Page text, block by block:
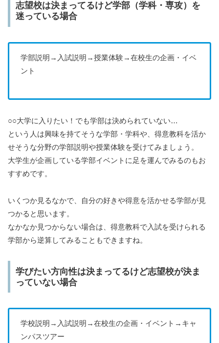
志望校は決まってるけど学部（学科・専攻）を
迷っている場合
学部説明→入試説明→授業体験→在校生の企画・イベ
ント
○○大学に入りたい！でも学部は決められていない…
という人は興味を持てそうな学部・学科や、得意教科を活か
せそうな分野の学部説明や授業体験を受けてみましょう。
大学生が企画している学部イベントに足を運んでみるのもお
すすめです。
いくつか見るなかで、自分の好きや得意を活かせる学部が見
つかると思います。
なかなか見つからない場合は、得意教科で入試を受けられる
学部から逆算してみることもできますね。
学びたい方向性は決まってるけど志望校が決ま
っていない場合
学校説明→入試説明→在校生の企画・イベント→キャ
ンパスツアー